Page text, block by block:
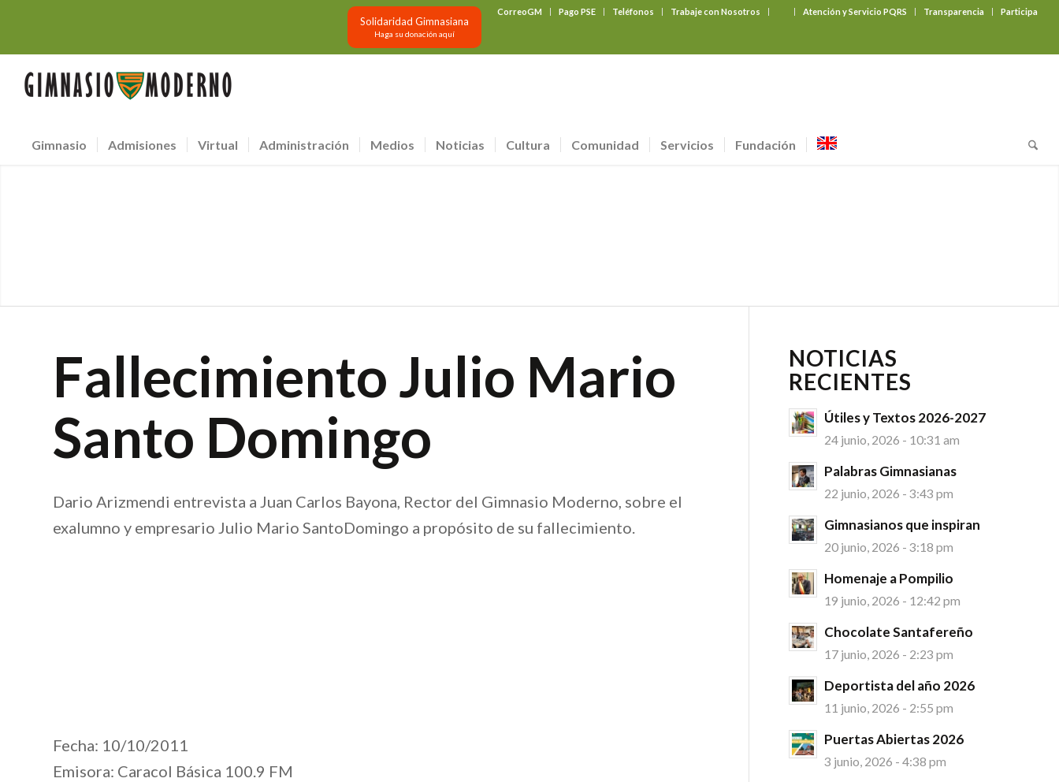
CorreoGM Pago PSE Teléfonos Trabaje con Nosotros Atención y Servicio PQRS Transparencia Participa
Solidaridad Gimnasiana
Haga su donación aquí
Gimnasio Admisiones Virtual Administración Medios Noticias Cultura Comunidad Servicios Fundación
Fallecimiento Julio Mario
Santo Domingo
Dario Arizmendi entrevista a Juan Carlos Bayona, Rector del Gimnasio Moderno, sobre el
exalumno y empresario Julio Mario SantoDomingo a propósito de su fallecimiento.
Fecha: 10/10/2011
Emisora: Caracol Básica 100.9 FM
NOTICIAS
RECIENTES
Útiles y Textos 2026-2027
24 junio, 2026 - 10:31 am
Palabras Gimnasianas
22 junio, 2026 - 3:43 pm
Gimnasianos que inspiran
20 junio, 2026 - 3:18 pm
Homenaje a Pompilio
19 junio, 2026 - 12:42 pm
Chocolate Santafereño
17 junio, 2026 - 2:23 pm
Deportista del año 2026
11 junio, 2026 - 2:55 pm
Puertas Abiertas 2026
3 junio, 2026 - 4:38 pm